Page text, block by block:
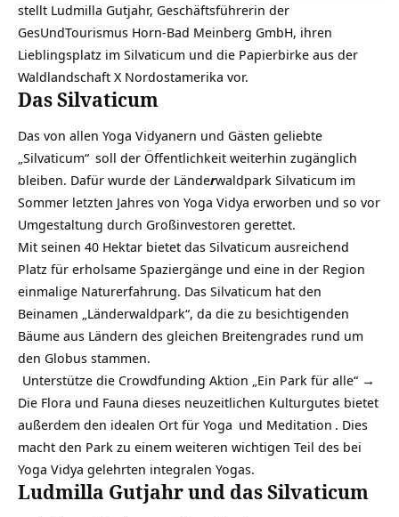
stellt Ludmilla Gutjahr, Geschäftsführerin der
GesUndTourismus Horn-Bad Meinberg GmbH, ihren
Lieblingsplatz im Silvaticum und die Papierbirke aus der
Waldlandschaft X Nordostamerika vor.
Das Silvaticum
Das von allen Yoga Vidyanern und Gästen geliebte
„Silvaticum“ soll der Öffentlichkeit weiterhin zugänglich
bleiben. Dafür wurde der Länderwaldpark Silvaticum im
Sommer letzten Jahres von Yoga Vidya erworben und so vor
Umgestaltung durch Großinvestoren gerettet.
Mit seinen 40 Hektar bietet das Silvaticum ausreichend
Platz für erholsame Spaziergänge und eine in der Region
einmalige Naturerfahrung. Das Silvaticum hat den
Beinamen „Länderwaldpark“, da die zu besichtigenden
Bäume aus Ländern des gleichen Breitengrades rund um
den Globus stammen.
Unterstütze die Crowdfunding Aktion „Ein Park für alle“ →
Die Flora und Fauna dieses neuzeitlichen Kulturgutes bietet
außerdem den idealen Ort für Yoga und Meditation . Dies
macht den Park zu einem weiteren wichtigen Teil des bei
Yoga Vidya gelehrten integralen Yogas.
Ludmilla Gutjahr und das Silvaticum